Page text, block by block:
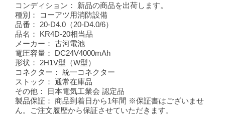
コンディション：
新品の商品を出荷します。
種別：
コーアツ用消防設備
品番：
20-D4.0（20-D4.0/6）
品名：
KR4D-20相当品
メーカー：
古河電池
電圧容量：
DC24V4000mAh
形状：
2H1V型（W型）
コネクター：
統一コネクター
ストック：
通常在庫品
その他：
日本電気工業会 認定品
製品保証：
商品到着日から1年間 ※保証書はございませ
ん。ご注文履歴から保証させていただきます。